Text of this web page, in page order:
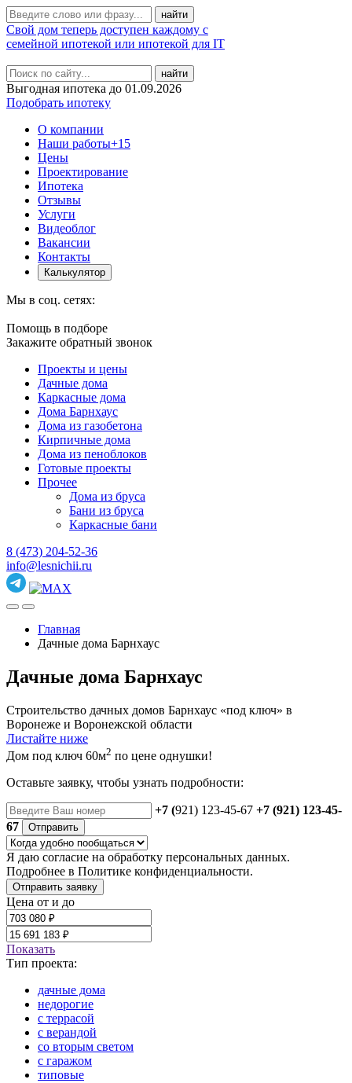
Свой дом теперь доступен каждому с
семейной ипотекой или ипотекой для IT
найти
Выгодная ипотека до 01.09.2026
Подобрать ипотеку
О компании
Наши работы+15
Цены
Проектирование
Ипотека
Отзывы
Услуги
Видеоблог
Вакансии
Контакты
Калькулятор
Мы в соц. сетях:
Помощь в подборе
Закажите обратный звонок
Проекты и цены
Дачные дома
Каркасные дома
Дома Барнхаус
Дома из газобетона
Кирпичные дома
Дома из пеноблоков
Готовые проекты
Прочее
Дома из бруса
Бани из бруса
Каркасные бани
8 (473) 204-52-36
info@lesnichii.ru
Главная
Дачные дома Барнхаус
Дачные дома Барнхаус
Строительство дачных домов Барнхаус «под ключ» в
Воронеже и Воронежской области
Листайте ниже
Дом под ключ 60м2 по цене однушки!
Оставьте заявку, чтобы узнать подробности:
+7 (921) 123-45-67 +7 (921) 123-45-
67
Отправить
Я даю согласие на обработку персональных данных.
Подробнее в Политике конфиденциальности.
Отправить заявку
Цена от и до
Показать
Тип проекта:
дачные дома
недорогие
с террасой
с верандой
со вторым светом
с гаражом
типовые